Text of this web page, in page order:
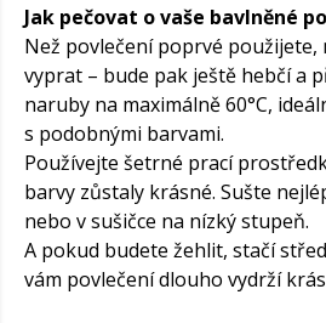
Jak pečovat o vaše bavlněné
Než povlečení poprvé použijete,
vyprat – bude pak ještě hebčí a
naruby na maximálně 60°C,
s podobnými barvami.
Používejte šetrné prací
barvy zůstaly krásné. Sušte
nebo v sušičce na nízký stupeň.
A pokud budete žehlit, stačí
vám povlečení dlouho vydrží